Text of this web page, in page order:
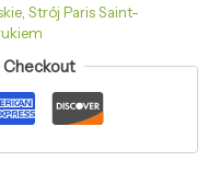
, Strój Paris Saint-
Checkout